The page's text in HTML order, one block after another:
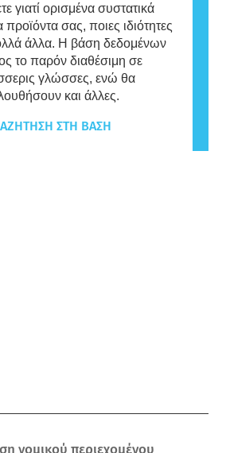
γιατί ορισμένα συστατικά
σας, ποιες ιδιότητες
άλλα. Η βάση δεδομένων
το παρόν διαθέσιμη σε
γλώσσες, ενώ θα
και άλλες.
ΣΤΗ ΒΆΣΗ
νομικού περιεχομένου